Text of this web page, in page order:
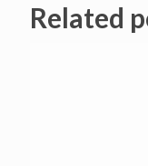
Related